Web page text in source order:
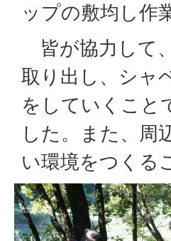
ップの敷均し作
皆が協力して
取り出し、シャ
をしていくこと
した。また、周
い環境をつくる